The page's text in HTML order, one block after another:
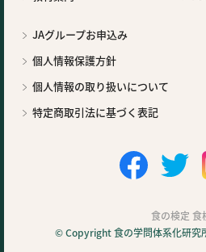
食の検定 食
JAグループお申込み
個人情報保護方針
個人情報の取り扱いについて
特定商取引法に基づく表記
© Copyright 食の学問体系化研究